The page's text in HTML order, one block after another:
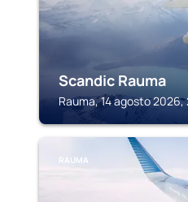
Scandic Rauma
Rauma, 14 agosto 2026,
RAUMA